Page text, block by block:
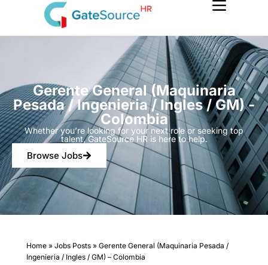
content
Gerente General (Maquinaria
Pesada / Ingenieria / Ingles / GM) -
Colombia
Whether you’re looking for your next role or seeking top
talent, GateSource HR is here to help.
Browse Jobs
Home » Jobs Posts » Gerente General (Maquinaria Pesada /
Ingenieria / Ingles / GM) – Colombia